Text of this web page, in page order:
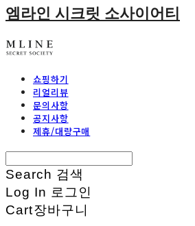
엠라인 시크릿 소사이어티
쇼핑하기
리얼리뷰
문의사항
공지사항
제휴/대량구매
Search 검색
Log In 로그인
Cart장바구니